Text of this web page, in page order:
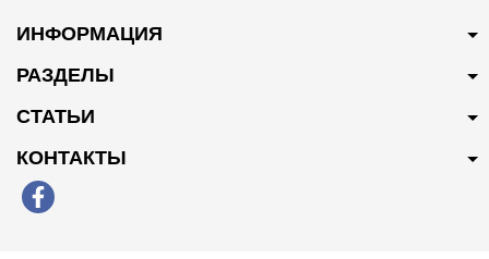
Сайлентблок переднего
2904060-EY
ИНФОРМАЦИЯ
РАЗДЕЛЫ
СТАТЬИ
КОНТАКТЫ